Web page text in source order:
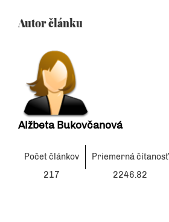
Autor článku
Alžbeta Bukovčanová
Počet článkov
Priemerná čítanosť
217
2246.82